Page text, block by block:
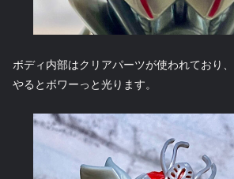
ボディ内部はクリアパーツが使われており
やるとボワーっと光ります。